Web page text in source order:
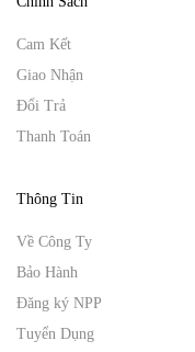
Cam Kết
Giao Nhận
Đổi Trả
Thanh Toán
Thông Tin
Về Công Ty
Bảo Hành
Đăng ký NPP
Tuyển Dụng